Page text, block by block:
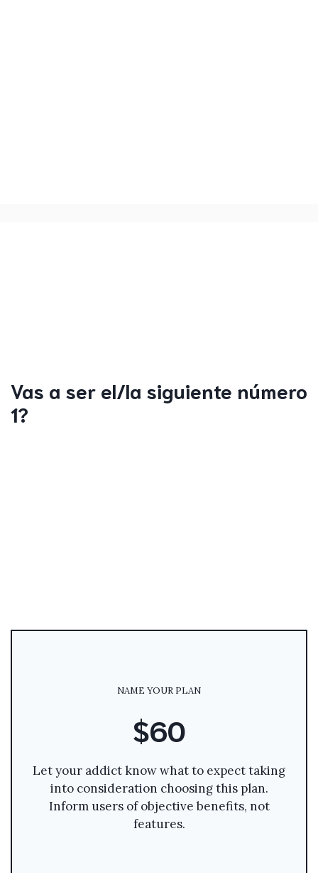
Vas a ser el/la siguiente número
1?
NAME YOUR PLAN
$60
Let your addict know what to expect taking
into consideration choosing this plan.
Inform users of objective benefits, not
features.